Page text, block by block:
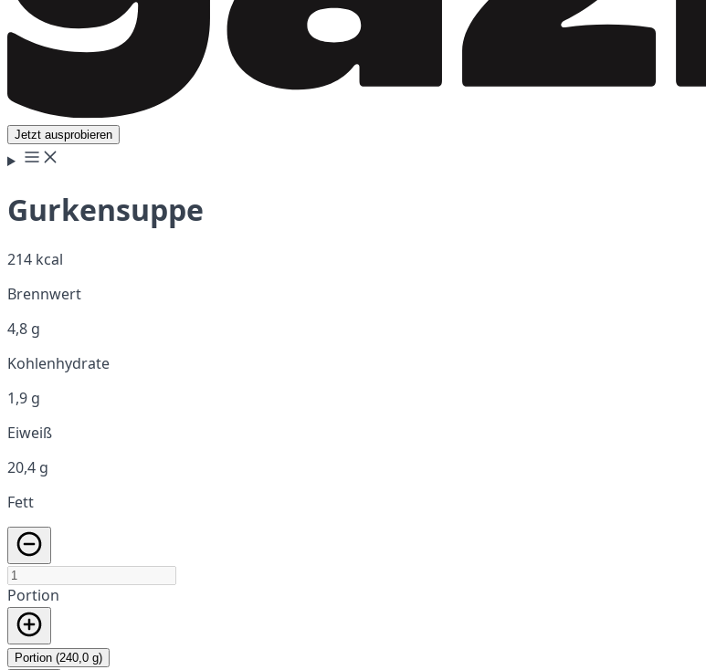
Jetzt ausprobieren
Gurkensuppe
214 kcal
Brennwert
4,8 g
Kohlenhydrate
1,9 g
Eiweiß
20,4 g
Fett
Portion
Portion (240,0 g)